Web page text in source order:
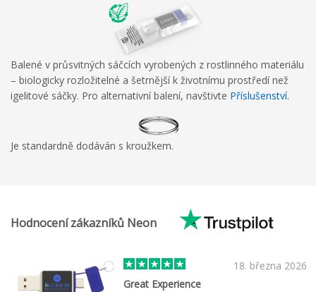
Balené v průsvitných sáčcích vyrobených z rostlinného materiálu
– biologicky rozložitelné a šetrnější k životnímu prostředí než
igelitové sáčky. Pro alternativní balení, navštivte Příslušenství.
Je standardně dodáván s kroužkem.
Hodnocení zákazníků Neon
18. března 2026
Great Experience